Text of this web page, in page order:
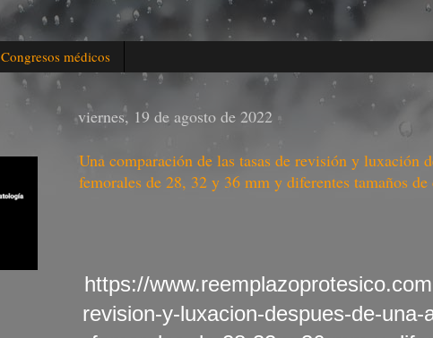
Congresos médicos
viernes, 19 de agosto de 2022
Una comparación de las tasas de revisión y luxación
femorales de 28, 32 y 36 mm y diferentes tamaños
https://
revision-y-luxacion-despues-de-